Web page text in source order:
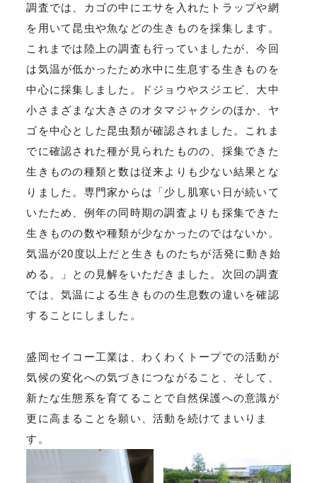
調査では、カゴの中にエサを入れたトラップや網
を用いて昆虫や魚などの生きものを採集します。
これまでは陸上の調査も行っていましたが、今回
は気温が低かったため水中に生息する生きものを
中心に採集しました。ドジョウやスジエビ、大中
小さまざまな大きさのオタマジャクシのほか、ヤ
ゴを中心とした昆虫類が確認されました。これま
でに確認された種が見られたものの、採集できた
生きものの種類と数は従来よりも少ない結果とな
りました。専門家からは「少し肌寒い日が続いて
いたため、例年の同時期の調査よりも採集できた
生きものの数や種類が少なかったのではないか。
気温が20度以上だと生きものたちが活発に動き始
める。」との見解をいただきました。次回の調査
では、気温による生きものの生息数の違いを確認
することにしました。
盛岡セイコー工業は、わくわくトープでの活動が
気候の変化への気づきにつながること、そして、
新たな生態系を育てることで自然保護への意識が
更に高まることを願い、活動を続けてまいりま
す。